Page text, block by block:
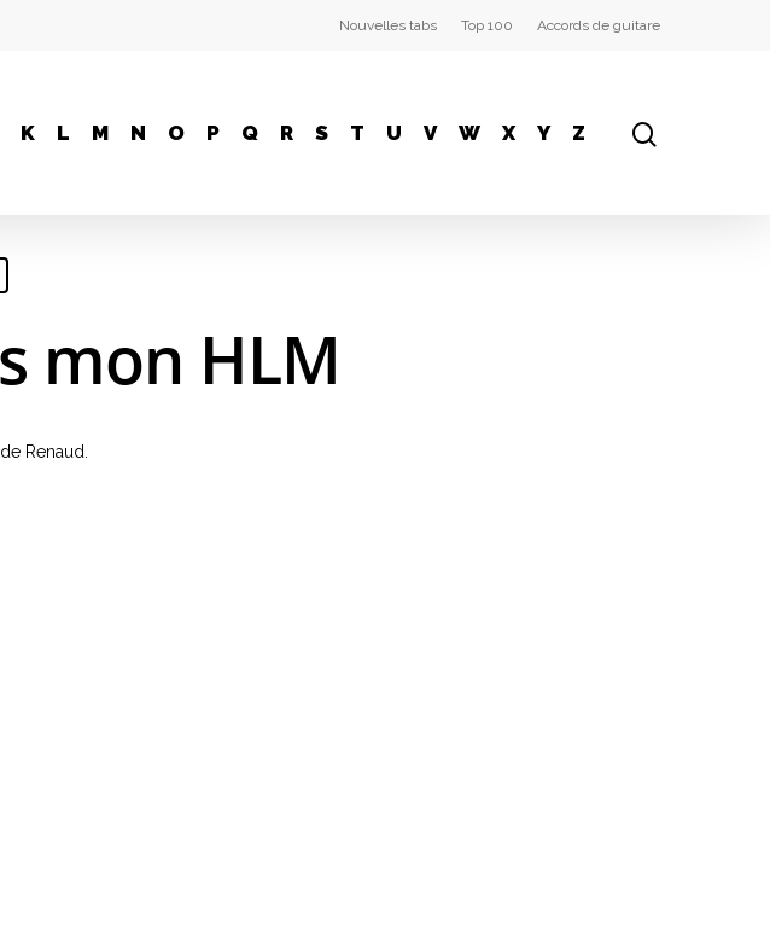
Nouvelles tabs Top 100 Accords de guitare
K L M N O P Q R S T U V W X Y Z
mon HLM
Renaud.